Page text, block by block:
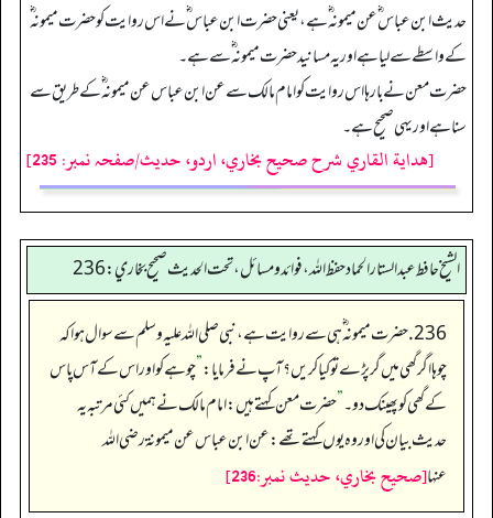
حدیث ابن عباس ؓ عن میمونہ ؓ ہے، یعنی حضرت ابن عباس ؓ نے اس روایت کو حضرت میمونہ ؓ
کے واسطے سے لیا ہے اور یہ مسانید حضرت میمونہ ؓ سے ہے۔
حضرت معن نے بارہا اس روایت کو امام مالک سے عن ابن عباس عن میمونہ ؓ کے طریق سے
سنا ہے اور یہی صحیح ہے۔
[هداية القاري شرح صحيح بخاري، اردو، حدیث/صفحہ نمبر: 235]
الشيخ حافط عبدالستار الحماد حفظ الله، فوائد و مسائل، تحت الحديث صحيح بخاري:236
236. حضرت میمونہ ؓ ہی سے روایت ہے، نبی صلی اللہ علیہ وسلم سے سوال ہوا کہ
چوہا اگر گھی میں گر پڑے تو کیا کریں؟ آپ نے فرمایا:”چوہے کو اور اس کے آس پاس
کے گھی کو پھینک دو۔”حضرت معن کہتے ہیں: امام مالک نے ہمیں کئی مرتبہ یہ
حدیث بیان کی اور وہ یوں کہتے تھے: عن ابن عباس عن ميمونة رضى الله
عنها[صحيح بخاري، حديث نمبر:236]